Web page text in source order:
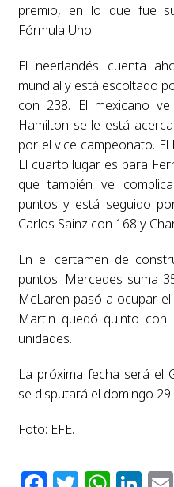
premio, en lo que fue
Fórmula Uno.
El neerlandés cuenta
mundial y está escoltado
con 238. El mexicano
Hamilton se le está
por el vice campeonato.
El cuarto lugar es para
que también ve
puntos y está seguido
Carlos Sainz con 168 y
En el certamen de
puntos. Mercedes suma
McLaren pasó a ocupar
Martin quedó quinto
unidades.
La próxima fecha será el
se disputará el domingo
Foto: EFE.